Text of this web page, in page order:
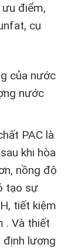
điểm,
cụ
của nước
nước
PAC là
khi hòa
nồng độ
tạo sự
tiết kiệm
. Và thiết
định lượng